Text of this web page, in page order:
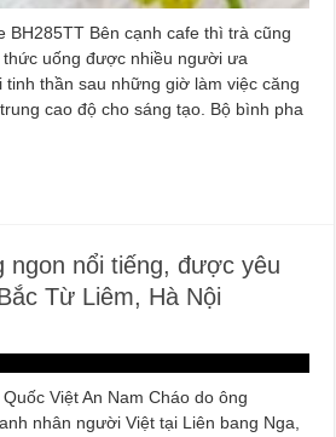
BH285TT Bên cạnh cafe thì trà cũng
uống được nhiều người ưa
tinh thần sau những giờ làm việc căng
cao độ cho sáng tạo. Bộ bình pha
ngon nổi tiếng, được yêu
Từ Liêm, Hà Nội
Việt An Nam Cháo do ông
nhân người Việt tại Liên bang Nga,